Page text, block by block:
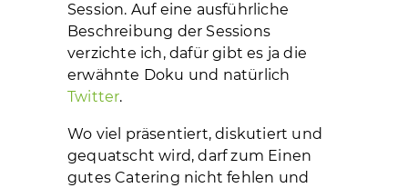
Session. Auf eine ausführliche
Beschreibung der Sessions
verzichte ich, dafür gibt es ja die
erwähnte Doku und natürlich
Twitter.
Wo viel präsentiert, diskutiert und
gequatscht wird, darf zum Einen
gutes Catering nicht fehlen und